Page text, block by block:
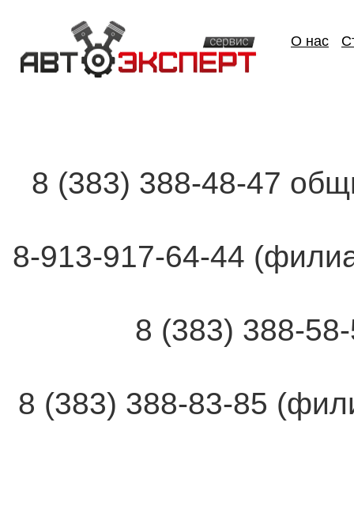
О нас
8 (383) 388-48-47
8-913-917-64-44
8 (383) 388-
8 (383) 388-83-85